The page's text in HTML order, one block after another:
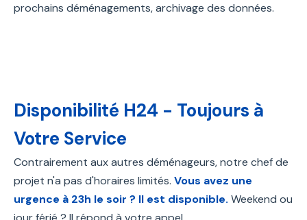
prochains déménagements, archivage des données.
Disponibilité H24 - Toujours à
Votre Service
Contrairement aux autres déménageurs, notre chef de
projet n'a pas d'horaires limités. Vous avez une
urgence à 23h le soir ? Il est disponible. Weekend ou